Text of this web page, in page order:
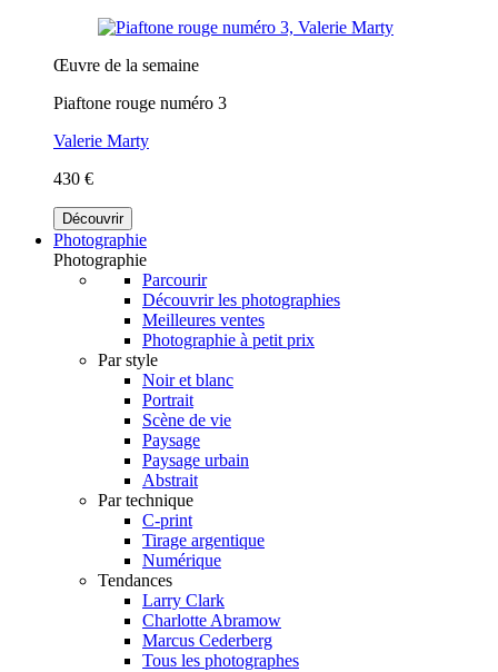
Œuvre de la semaine
Piaftone rouge numéro 3
Valerie Marty
430 €
Découvrir
Photographie
Photographie
Parcourir
Découvrir les photographies
Meilleures ventes
Photographie à petit prix
Par style
Noir et blanc
Portrait
Scène de vie
Paysage
Paysage urbain
Abstrait
Par technique
C-print
Tirage argentique
Numérique
Tendances
Larry Clark
Charlotte Abramow
Marcus Cederberg
Tous les photographes